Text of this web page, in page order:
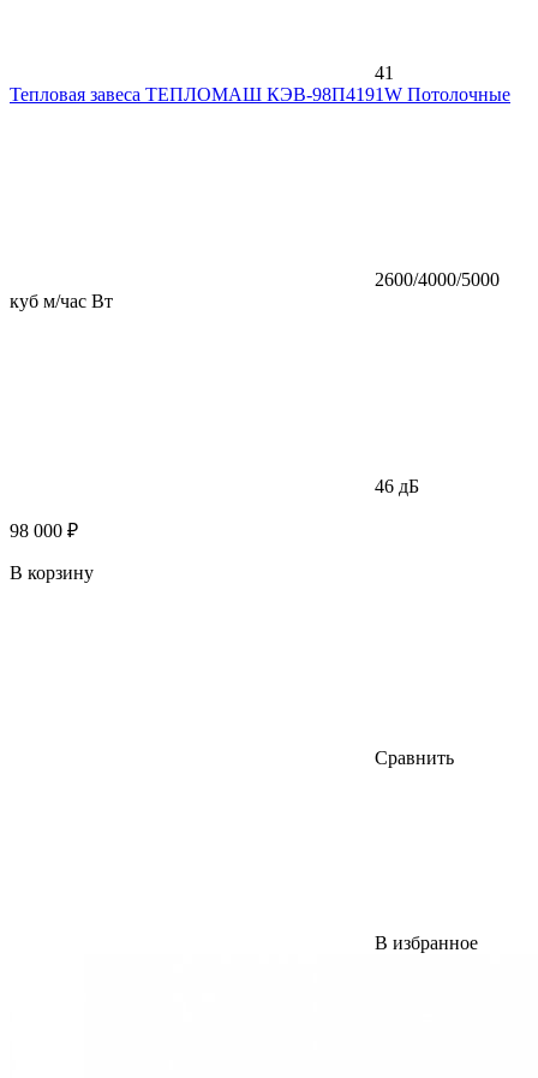
41
Тепловая завеса ТЕПЛОМАШ КЭВ-98П4191W Потолочные
2600/4000/5000
куб м/час Вт
46 дБ
98 000 ₽
В корзину
Сравнить
В избранное